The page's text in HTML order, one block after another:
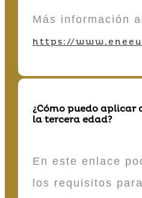
Más información
https://
¿Cómo puedo aplicar
la tercera edad?
En este enlace
los requisitos